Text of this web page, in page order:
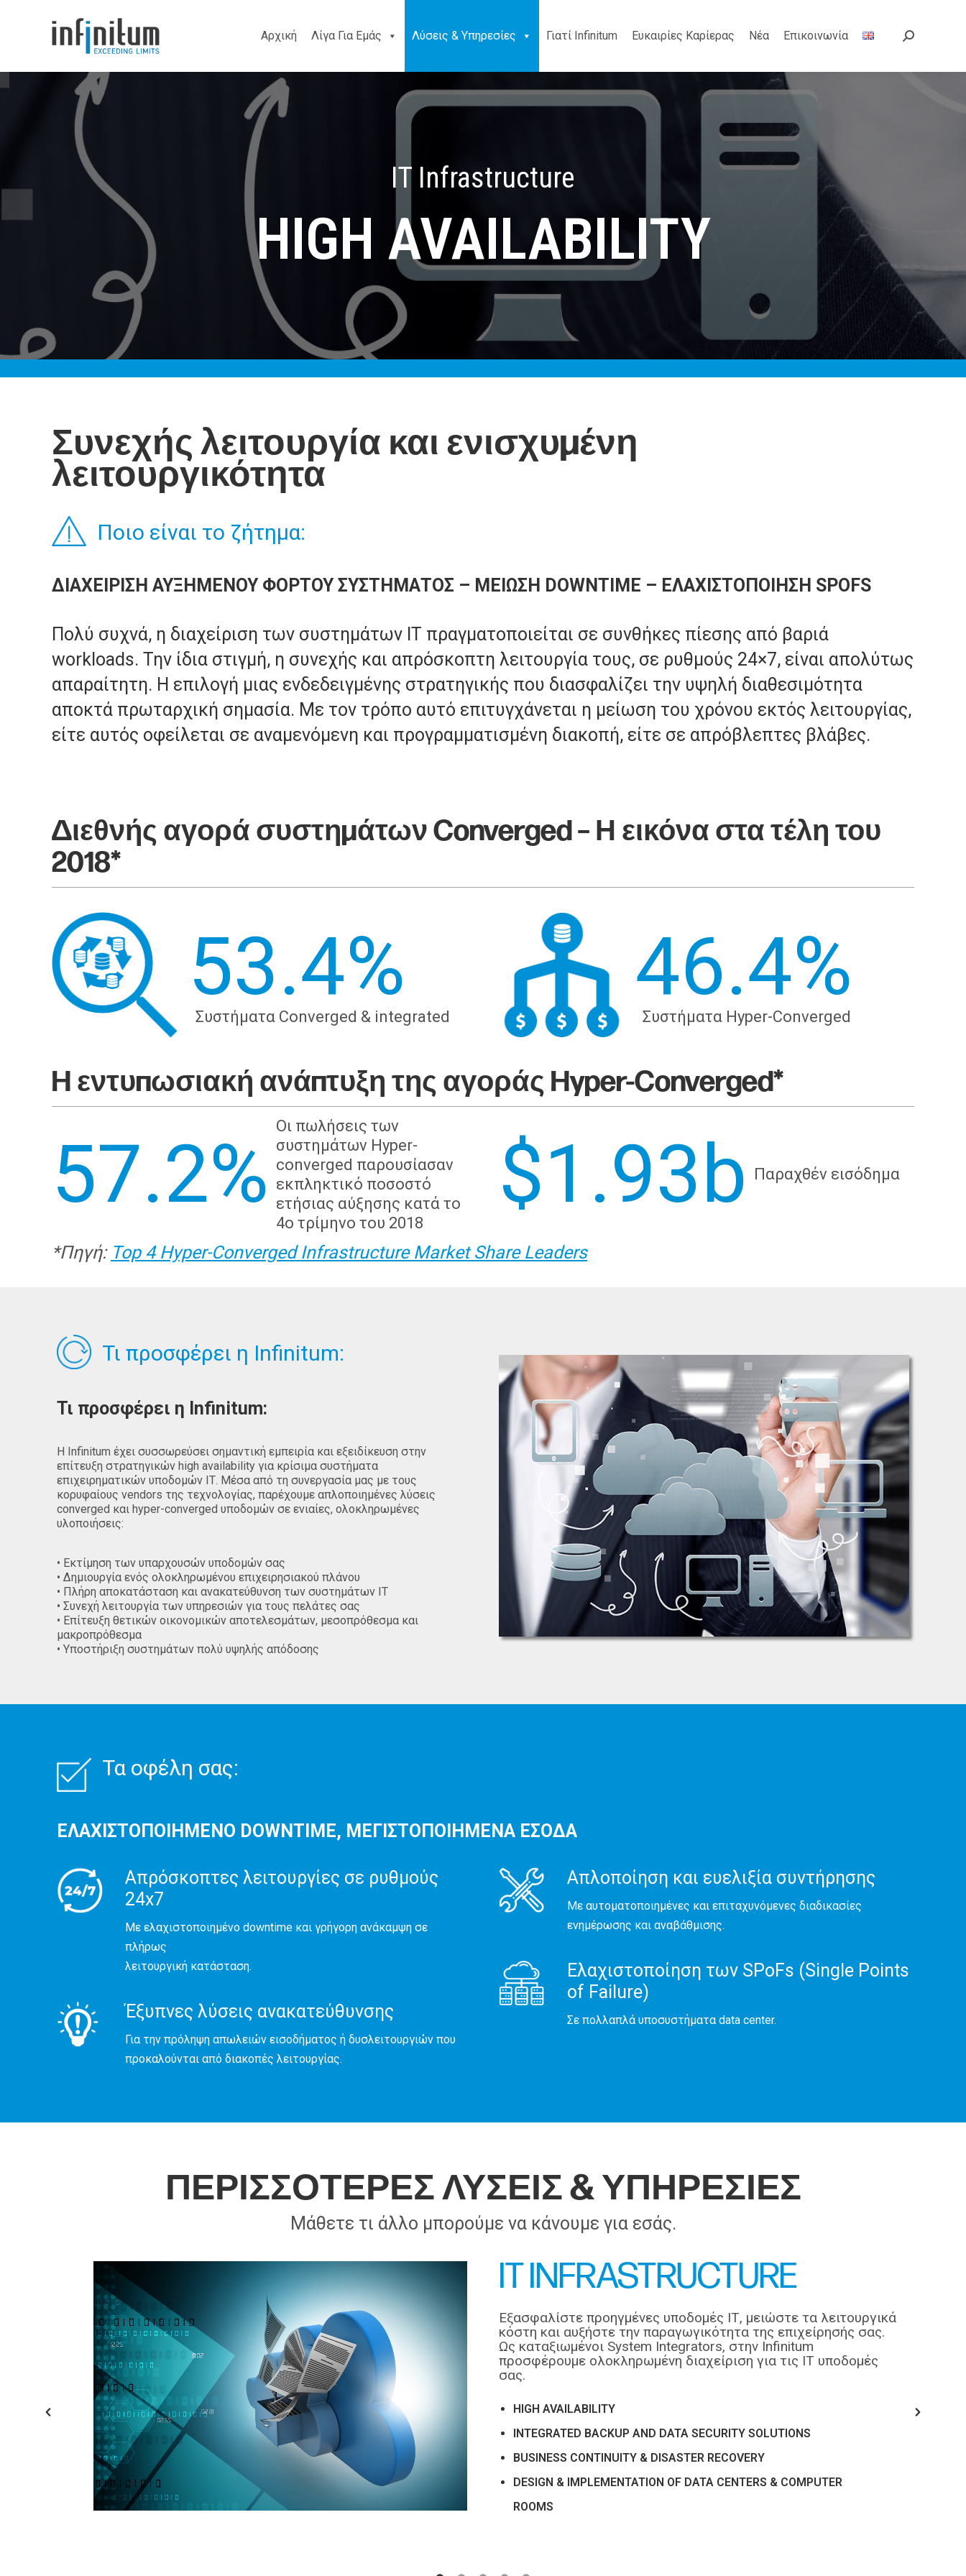
Αρχική Λίγα Για Εμάς Λύσεις & Υπηρεσίες Γιατί Infinitum Ευκαιρίες Καρίερας Νέα Επικοινωνία Search:
IT Infrastructure
HIGH AVAILABILITY
Συνεχής λειτουργία και ενισχυμένη
λειτουργικότητα
Ποιο είναι το ζήτημα:
ΔΙΑΧΕΙΡΙΣΗ ΑΥΞΗΜΕΝΟΥ ΦΟΡΤΟΥ ΣΥΣΤΗΜΑΤΟΣ – ΜΕΙΩΣΗ DOWNTIME – ΕΛΑΧΙΣΤΟΠΟΙΗΣΗ SPOFS
Πολύ συχνά, η διαχείριση των συστημάτων IT πραγματοποιείται σε συνθήκες πίεσης από βαριά
workloads. Την ίδια στιγμή, η συνεχής και απρόσκοπτη λειτουργία τους, σε ρυθμούς 24×7, είναι απολύτως
απαραίτητη. Η επιλογή μιας ενδεδειγμένης στρατηγικής που διασφαλίζει την υψηλή διαθεσιμότητα
αποκτά πρωταρχική σημασία. Με τον τρόπο αυτό επιτυγχάνεται η μείωση του χρόνου εκτός λειτουργίας,
είτε αυτός οφείλεται σε αναμενόμενη και προγραμματισμένη διακοπή, είτε σε απρόβλεπτες βλάβες.
Διεθνής αγορά συστημάτων Converged – Η εικόνα στα τέλη του
2018*
53.5%
Συστήματα Converged & integrated
46.5%
Συστήματα Hyper-Converged
H εντυπωσιακή ανάπτυξη της αγοράς Hyper-Converged*
57.2%
Οι πωλήσεις των
συστημάτων Hyper-
converged παρουσίασαν
εκπληκτικό ποσοστό
ετήσιας αύξησης κατά το
4ο τρίμηνο του 2018
$1.93b Παραχθέν εισόδημα
*Πηγή: Top 4 Hyper-Converged Infrastructure Market Share Leaders
Τι προσφέρει η Infinitum:
Τι προσφέρει η Infinitum:
Η Infinitum έχει συσσωρεύσει σημαντική εμπειρία και εξειδίκευση στην
επίτευξη στρατηγικών high availability για κρίσιμα συστήματα
επιχειρηματικών υποδομών ΙΤ. Μέσα από τη συνεργασία μας με τους
κορυφαίους vendors της τεχνολογίας, παρέχουμε απλοποιημένες λύσεις
converged και hyper-converged υποδομών σε ενιαίες, ολοκληρωμένες
υλοποιήσεις:
• Εκτίμηση των υπαρχουσών υποδομών σας
• Δημιουργία ενός ολοκληρωμένου επιχειρησιακού πλάνου
• Πλήρη αποκατάσταση και ανακατεύθυνση των συστημάτων ΙΤ
• Συνεχή λειτουργία των υπηρεσιών για τους πελάτες σας
• Επίτευξη θετικών οικονομικών αποτελεσμάτων, μεσοπρόθεσμα και
μακροπρόθεσμα
• Υποστήριξη συστημάτων πολύ υψηλής απόδοσης
Τα οφέλη σας:
ΕΛΑΧΙΣΤΟΠΟΙΗΜΕΝΟ DOWNTIME, ΜΕΓΙΣΤΟΠΟΙΗΜΕΝΑ ΕΣΟΔΑ
Απρόσκοπτες λειτουργίες σε ρυθμούς
24x7
Με ελαχιστοποιημένο downtime και γρήγορη ανάκαμψη σε
πλήρως
λειτουργική κατάσταση.
Έξυπνες λύσεις ανακατεύθυνσης
Για την πρόληψη απωλειών εισοδήματος ή δυσλειτουργιών που
προκαλούνται από διακοπές λειτουργίας.
Απλοποίηση και ευελιξία συντήρησης
Με αυτοματοποιημένες και επιταχυνόμενες διαδικασίες
ενημέρωσης και αναβάθμισης.
Ελαχιστοποίηση των SPoFs (Single Points
of Failure)
Σε πολλαπλά υποσυστήματα data center.
ΠΕΡΙΣΣΟΤΕΡΕΣ ΛΥΣΕΙΣ & ΥΠΗΡΕΣΙΕΣ
Μάθετε τι άλλο μπορούμε να κάνουμε για εσάς.
IT INFRASTRUCTURE
Εξασφαλίστε προηγμένες υποδομές ΙΤ, μειώστε τα λειτουργικά
κόστη και αυξήστε την παραγωγικότητα της επιχείρησής σας.
Ως καταξιωμένοι System Integrators, στην Infinitum
προσφέρουμε ολοκληρωμένη διαχείριση για τις ΙΤ υποδομές
σας.
HIGH AVAILABILITY
INTEGRATED BACKUP AND DATA SECURITY SOLUTIONS
BUSINESS CONTINUITY & DISASTER RECOVERY
DESIGN & IMPLEMENTATION OF DATA CENTERS & COMPUTER
ROOMS